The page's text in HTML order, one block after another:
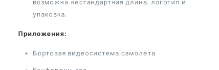
возможна нестандартная длина, логотип и
упаковка.
Приложения:
Бортовая видеосистема самолета